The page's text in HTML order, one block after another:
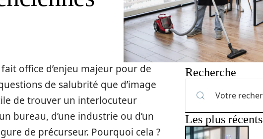
office d’enjeu majeur pour de
de salubrité que d’image
de trouver un interlocuteur
bureau, d’une industrie ou d’un
de précurseur. Pourquoi cela ?
Recherche
Les plus récents